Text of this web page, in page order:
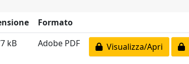
Formato
kB Adobe PDF Visualizza/Apri